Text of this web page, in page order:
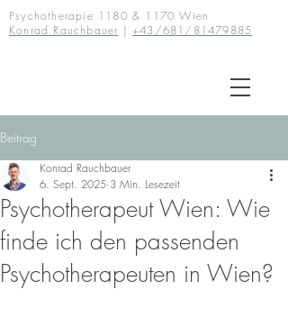
Psychotherapie 1180 & 1170 Wien
Konrad Rauchbauer |+43/681/81479885
Beitrag
Psychotherapeut Wien: Wie
finde ich den passenden
Psychotherapeuten in Wien?
Konrad Rauchbauer
6. Sept. 2025 3 Min. Lesezeit